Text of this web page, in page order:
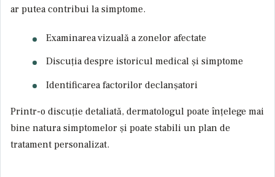
ar putea contribui la simptome.
Examinarea vizuală a zonelor afectate
Discuția despre istoricul medical și simptome
Identificarea factorilor declanșatori
Printr-o discuție detaliată, dermatologul poate înțelege mai
bine natura simptomelor și poate stabili un plan de
tratament personalizat.